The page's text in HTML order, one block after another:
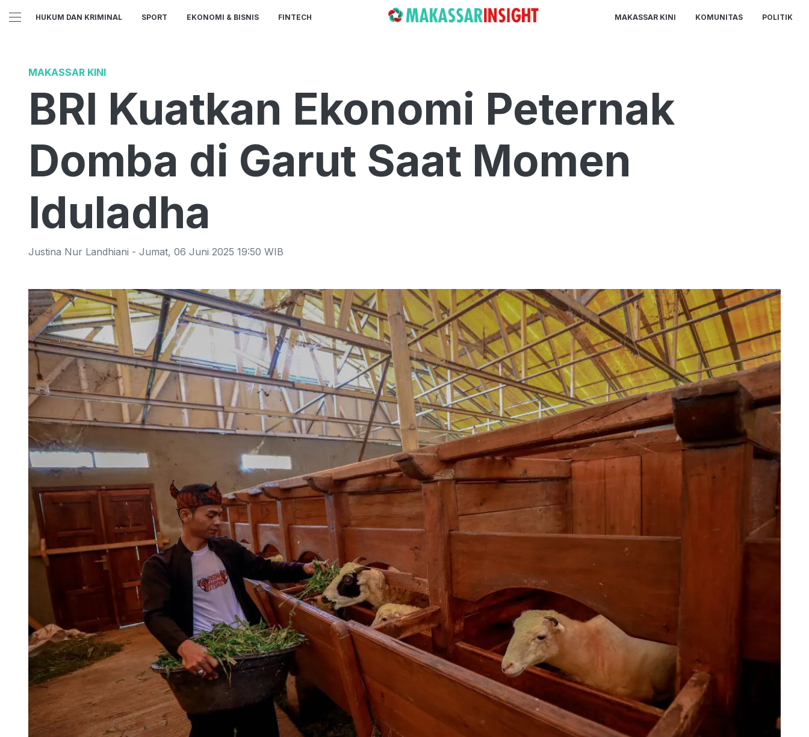
HUKUM DAN KRIMINAL SPORT EKONOMI & BISNIS FINTECH MAKASSAR KINI KOMUNITAS POLITIK
MAKASSAR KINI
BRI Kuatkan Ekonomi Peternak
Domba di Garut Saat Momen
Iduladha
Justina Nur Landhiani - Jumat, 06 Juni 2025 19:50 WIB